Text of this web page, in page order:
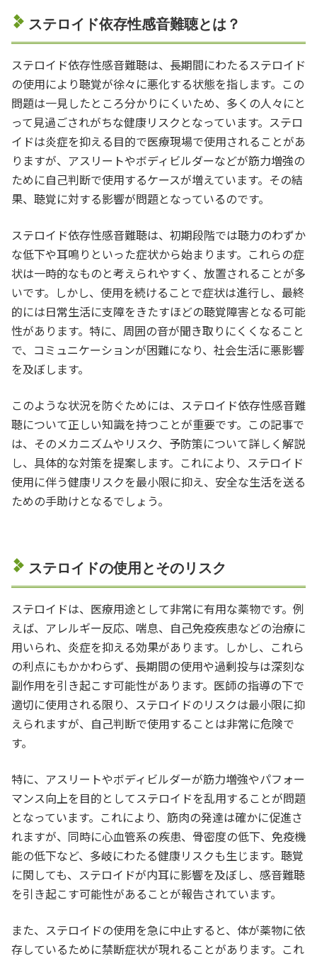
ステロイド依存性感音難聴とは？
ステロイド依存性感音難聴は、長期間にわたるステロイド
の使用により聴覚が徐々に悪化する状態を指します。この
問題は一見したところ分かりにくいため、多くの人々にと
って見過ごされがちな健康リスクとなっています。ステロ
イドは炎症を抑える目的で医療現場で使用されることがあ
りますが、アスリートやボディビルダーなどが筋力増強の
ために自己判断で使用するケースが増えています。その結
果、聴覚に対する影響が問題となっているのです。
ステロイド依存性感音難聴は、初期段階では聴力のわずか
な低下や耳鳴りといった症状から始まります。これらの症
状は一時的なものと考えられやすく、放置されることが多
いです。しかし、使用を続けることで症状は進行し、最終
的には日常生活に支障をきたすほどの聴覚障害となる可能
性があります。特に、周囲の音が聞き取りにくくなること
で、コミュニケーションが困難になり、社会生活に悪影響
を及ぼします。
このような状況を防ぐためには、ステロイド依存性感音難
聴について正しい知識を持つことが重要です。この記事で
は、そのメカニズムやリスク、予防策について詳しく解説
し、具体的な対策を提案します。これにより、ステロイド
使用に伴う健康リスクを最小限に抑え、安全な生活を送る
ための手助けとなるでしょう。
ステロイドの使用とそのリスク
ステロイドは、医療用途として非常に有用な薬物です。例
えば、アレルギー反応、喘息、自己免疫疾患などの治療に
用いられ、炎症を抑える効果があります。しかし、これら
の利点にもかかわらず、長期間の使用や過剰投与は深刻な
副作用を引き起こす可能性があります。医師の指導の下で
適切に使用される限り、ステロイドのリスクは最小限に抑
えられますが、自己判断で使用することは非常に危険で
す。
特に、アスリートやボディビルダーが筋力増強やパフォー
マンス向上を目的としてステロイドを乱用することが問題
となっています。これにより、筋肉の発達は確かに促進さ
れますが、同時に心血管系の疾患、骨密度の低下、免疫機
能の低下など、多岐にわたる健康リスクも生じます。聴覚
に関しても、ステロイドが内耳に影響を及ぼし、感音難聴
を引き起こす可能性があることが報告されています。
また、ステロイドの使用を急に中止すると、体が薬物に依
存しているために禁断症状が現れることがあります。これ